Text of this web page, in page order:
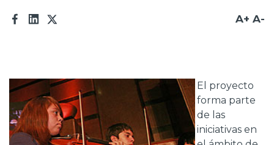
Acceso trabajadores/as
A+ A-
El proyecto
forma parte
de las
iniciativas en